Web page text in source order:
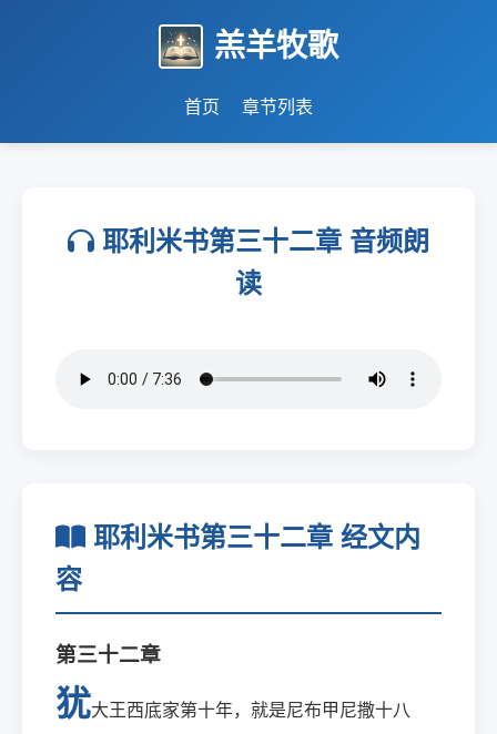
羔羊牧歌
首页 章节列表
耶利米书第三十二章 音频朗
读
耶利米书第三十二章 经文内
容
第三十二章
犹大王西底家第十年，就是尼布甲尼撒十八